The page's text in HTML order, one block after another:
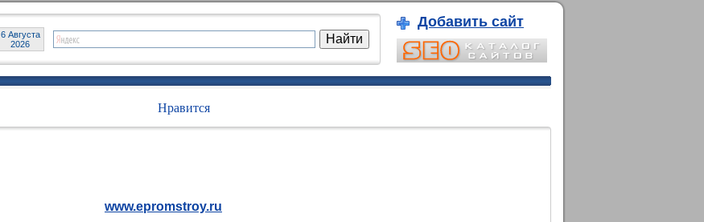
6 Августа
2026
Добавить сайт
Нравится
www.epromstroy.ru